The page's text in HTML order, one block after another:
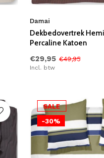
Damai
Dekbedovertrek
Percaline Katoen
€29,95 €49,95
Incl. btw
SALE
-30%